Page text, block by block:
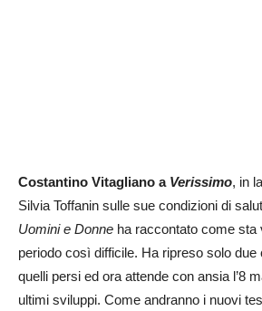
Costantino Vitagliano a Verissimo, in
Silvia Toffanin sulle sue condizioni di
Uomini e Donne ha raccontato come sta
periodo così difficile. Ha ripreso solo due
quelli persi ed ora attende con ansia l’8
ultimi sviluppi. Come andranno i nuovi